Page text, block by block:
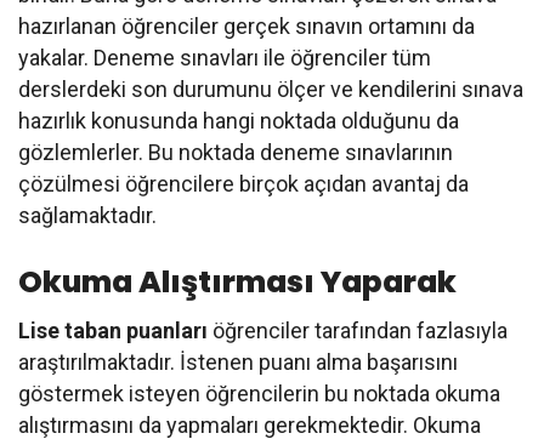
hazırlanan öğrenciler gerçek sınavın ortamını da
yakalar. Deneme sınavları ile öğrenciler tüm
derslerdeki son durumunu ölçer ve kendilerini sınava
hazırlık konusunda hangi noktada olduğunu da
gözlemlerler. Bu noktada deneme sınavlarının
çözülmesi öğrencilere birçok açıdan avantaj da
sağlamaktadır.
Okuma Alıştırması Yaparak
Lise taban puanları öğrenciler tarafından fazlasıyla
araştırılmaktadır. İstenen puanı alma başarısını
göstermek isteyen öğrencilerin bu noktada okuma
alıştırmasını da yapmaları gerekmektedir. Okuma